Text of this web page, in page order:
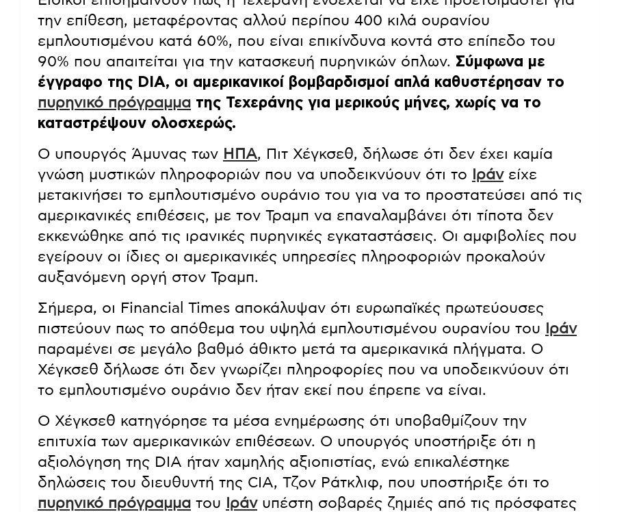
την επίθεση, μεταφέροντας αλλού περίπου 400 κιλά ουρανίου
εμπλουτισμένου κατά 60%, που είναι επικίνδυνα κοντά στο επίπεδο του
90% που απαιτείται για την κατασκευή πυρηνικών όπλων. Σύμφωνα με
έγγραφο της DIA, οι αμερικανικοί βομβαρδισμοί απλά καθυστέρησαν το
πυρηνικό πρόγραμμα της Τεχεράνης για μερικούς μήνες, χωρίς να το
καταστρέψουν ολοσχερώς.
Ο υπουργός Άμυνας των ΗΠΑ, Πιτ Χέγκσεθ, δήλωσε ότι δεν έχει καμία
γνώση μυστικών πληροφοριών που να υποδεικνύουν ότι το
Ιράνείχε
μετακινήσει το εμπλουτισμένο ουράνιο του για να το προστατεύσει από τις
αμερικανικές επιθέσεις, με τον Τραμπ να επαναλαμβάνει ότι τίποτα δεν
εκκενώθηκε από τις ιρανικές πυρηνικές εγκαταστάσεις. Οι αμφιβολίες που
εγείρουν οι ίδιες οι αμερικανικές υπηρεσίες πληροφοριών προκαλούν
αυξανόμενη οργή στον Τραμπ.
Σήμερα, οι Financial Times αποκάλυψαν ότι ευρωπαϊκές πρωτεύουσες
πιστεύουν πως το απόθεμα του υψηλά εμπλουτισμένου ουρανίου του
Ιράν
παραμένει σε μεγάλο βαθμό άθικτο μετά τα αμερικανικά πλήγματα. Ο
Χέγκσεθ δήλωσε ότι δεν γνωρίζει πληροφορίες που να υποδεικνύουν ότι
το εμπλουτισμένο ουράνιο δεν ήταν εκεί που έπρεπε να είναι.
Ο Χέγκσεθ κατηγόρησε τα μέσα ενημέρωσης ότι υποβαθμίζουν την
επιτυχία των αμερικανικών επιθέσεων. Ο υπουργός υποστήριξε ότι η
αξιολόγηση της DIA ήταν χαμηλής αξιοπιστίας, ενώ επικαλέστηκε
δηλώσεις του διευθυντή της CIA, Τζον Ράτκλιφ, που υποστήριξε ότι το
πυρηνικό πρόγραμμα του Ιράνυπέστη σοβαρές ζημιές από τις πρόσφατες